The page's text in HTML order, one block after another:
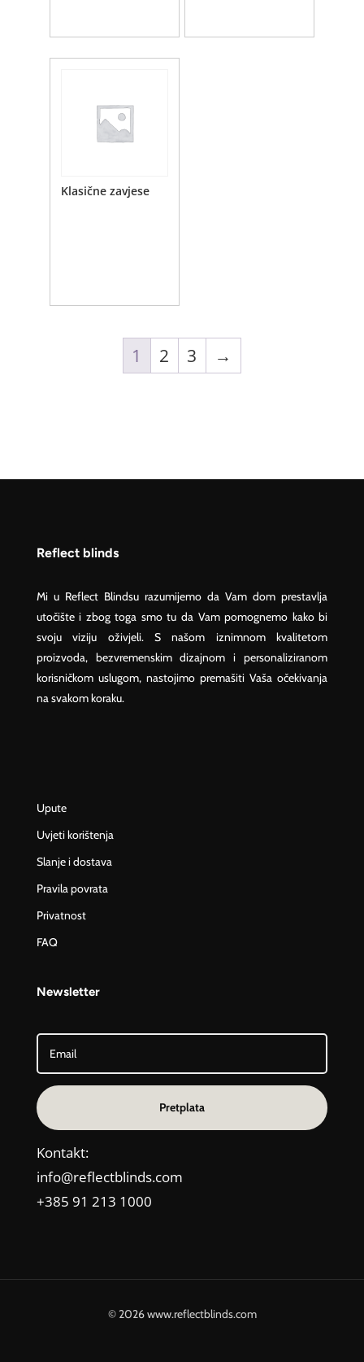
Klasične zavjese
1 2 3 →
Reflect blinds
Mi u Reflect Blindsu razumijemo da Vam dom prestavlja
utočište i zbog toga smo tu da Vam pomognemo kako bi
svoju viziju oživjeli. S našom iznimnom kvalitetom
proizvoda, bezvremenskim dizajnom i personaliziranom
korisničkom uslugom, nastojimo premašiti Vaša očekivanja
na svakom koraku.
Upute
Uvjeti korištenja
Slanje i dostava
Pravila povrata
Privatnost
FAQ
Newsletter
Pretplata
Kontakt:
info@reflectblinds.com
+385 91 213 1000
© 2026 www.reflectblinds.com